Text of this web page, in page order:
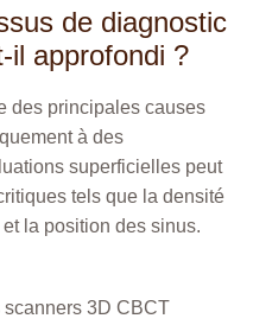
de diagnostic
il approfondi ?
des principales causes
à des
superficielles peut
tels que la densité
la position des sinus.
3D CBCT